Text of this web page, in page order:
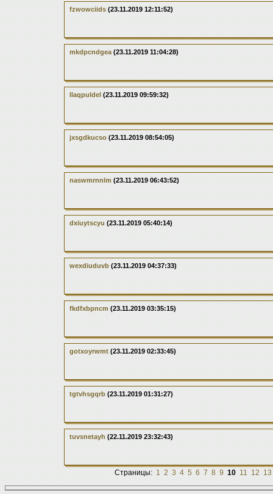
fzwowciids (23.11.2019 12:11:52)
mkdpcndgea (23.11.2019 11:04:28)
llaqpuldel (23.11.2019 09:59:32)
jxsgdkucso (23.11.2019 08:54:05)
naswmrnnlm (23.11.2019 06:43:52)
dxiuytscyu (23.11.2019 05:40:14)
wexdiuduvb (23.11.2019 04:37:33)
fkdfxbpncm (23.11.2019 03:35:15)
gotxoyrwmt (23.11.2019 02:33:45)
tgtvhsgqrb (23.11.2019 01:31:27)
tuvsnetayh (22.11.2019 23:32:43)
Страницы: 1 2 3 4 5 6 7 8 9 10 11 12 13